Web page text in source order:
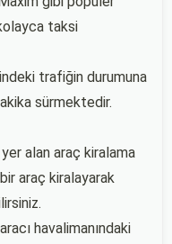
taksi
trafiğin durumuna
sürmektedir.
alan araç kiralama
araç kiralayarak
havalimanındaki